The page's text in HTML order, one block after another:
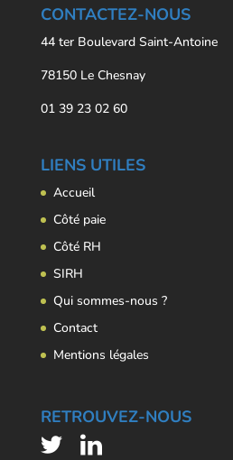
CONTACTEZ-NOUS
44 ter Boulevard Saint-Antoine
78150 Le Chesnay
01 39 23 02 60
LIENS UTILES
Accueil
Côté paie
Côté RH
SIRH
Qui sommes-nous ?
Contact
Mentions légales
RETROUVEZ-NOUS